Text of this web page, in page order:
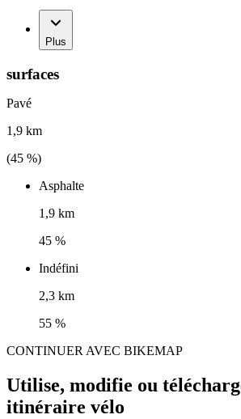
Plus
surfaces
Pavé
1,9 km
(45 %)
Asphalte
1,9 km
45 %
Indéfini
2,3 km
55 %
CONTINUER AVEC BIKEMAP
Utilise, modifie ou
itinéraire vélo